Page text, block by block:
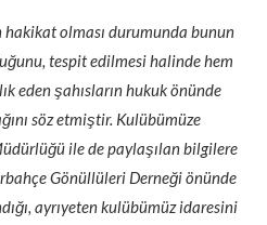
hakikat olması durumunda bunun
tespit edilmesi halinde hem
eden şahısların hukuk önünde
söz etmiştir. Kulübümüze
ile de paylaşılan bilgilere
Gönüllüleri Derneği önünde
ayrıyeten kulübümüz idaresini